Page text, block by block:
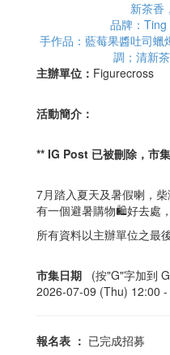
品牌：
手作品：藍莓果醬吐司蠟
調；清新
主辦單位： Figurecross
活動簡介：
** IG Post 已被刪除，市
7月踏入夏天及暑假喇，
有一個避暑購物🛍️好去處
所有資料以主辦單位之最
市集日期
(按"G"字加到
2026-07-09 (Thu) 12:00 -
報名表 ： 已完成招募